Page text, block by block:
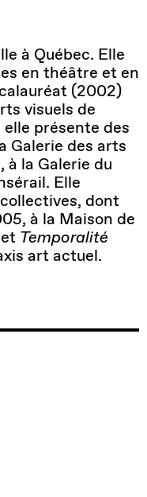
à Québec. Elle
en théâtre et en
(2002)
visuels de
présente des
Galerie des arts
à la Galerie du
Elle
dont
à la Maison de
Temporalité
art actuel.